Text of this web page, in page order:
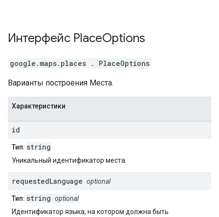
Интерфейс PlaceOptions
google.maps.places . PlaceOptions
Варианты построения Места.
Характеристики
id
Тип: string
Уникальный идентификатор места.
requestedLanguage optional
Тип: string optional
Идентификатор языка, на котором должна быть